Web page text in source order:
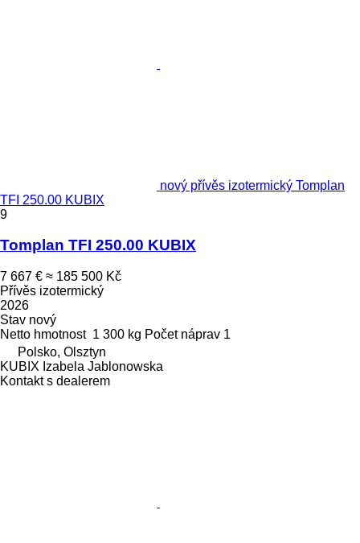
nový přívěs izotermický Tomplan
TFI 250.00 KUBIX
9
Tomplan TFI 250.00 KUBIX
7 667 € ≈ 185 500 Kč
Přívěs izotermický
2026
Stav nový
Netto hmotnost 1 300 kg Počet náprav 1
Polsko, Olsztyn
KUBIX Izabela Jablonowska
Kontakt s dealerem